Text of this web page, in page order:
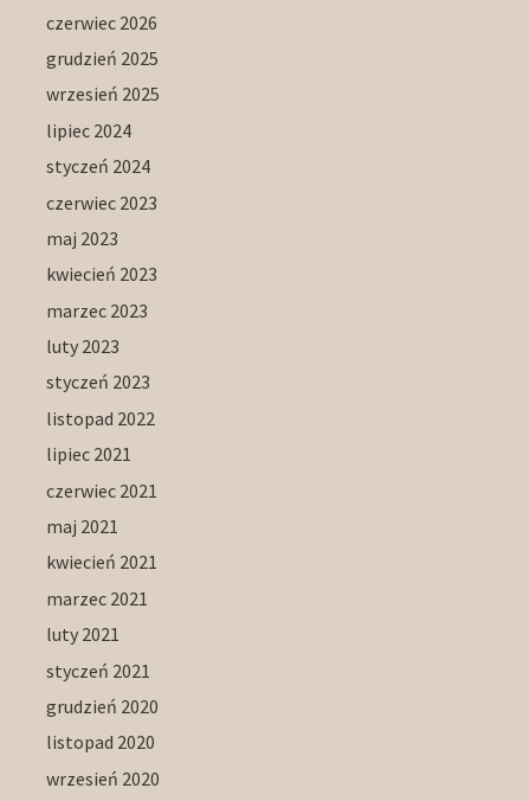
czerwiec 2026
grudzień 2025
wrzesień 2025
lipiec 2024
styczeń 2024
czerwiec 2023
maj 2023
kwiecień 2023
marzec 2023
luty 2023
styczeń 2023
listopad 2022
lipiec 2021
czerwiec 2021
maj 2021
kwiecień 2021
marzec 2021
luty 2021
styczeń 2021
grudzień 2020
listopad 2020
wrzesień 2020